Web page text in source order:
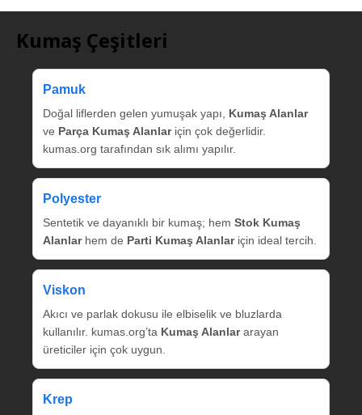
Kumaş Çeşitleri
Pamuk
Doğal liflerden gelen yumuşak yapı, Kumaş Alanlar
ve Parça Kumaş Alanlariçin çok değerlidir.
kumas.org tarafından sık alımı yapılır.
Polyester
Sentetik ve dayanıklı bir kumaş; hem Stok Kumaş
Alanlarhem de Parti Kumaş Alanlariçin ideal tercih.
Viskon
Akıcı ve parlak dokusu ile elbiselik ve bluzlarda
kullanılır. kumas.org’ta Kumaş Alanlararayan
üreticiler için çok uygun.
Krep